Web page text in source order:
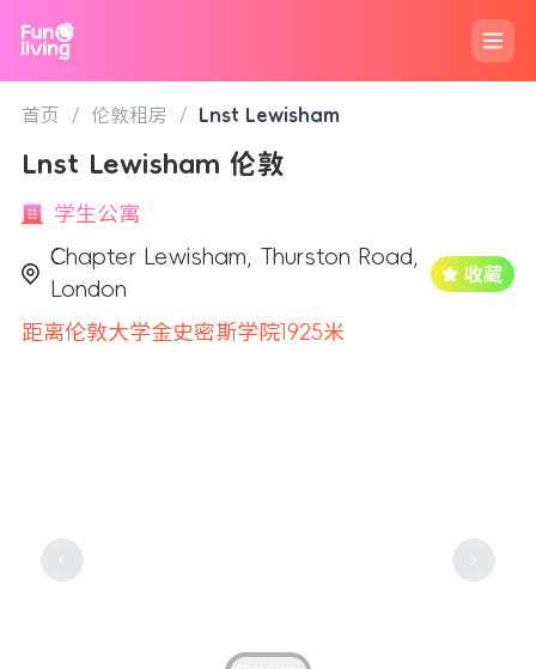
首页 / 伦敦租房 / Lnst Lewisham
Lnst Lewisham 伦敦
学生公寓
Chapter Lewisham, Thurston Road,
London
距离伦敦大学金史密斯学院1925米